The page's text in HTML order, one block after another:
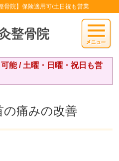
骨院】保険適用可/土日祝も営業
能 / 土曜・日曜・祝日も営
の痛みの改善